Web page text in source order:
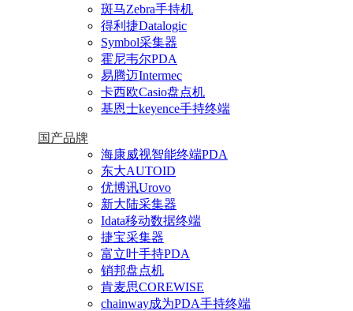
斑马Zebra手持机
得利捷Datalogic
Symbol采集器
霍尼韦尔PDA
易腾迈Intermec
卡西欧Casio盘点机
基恩士keyence手持终端
国产品牌
海康威视智能终端PDA
东大AUTOID
优博讯Urovo
新大陆采集器
Idata移动数据终端
捷宝采集器
富立叶手持PDA
销邦盘点机
肯麦思COREWISE
chainway成为PDA手持终端